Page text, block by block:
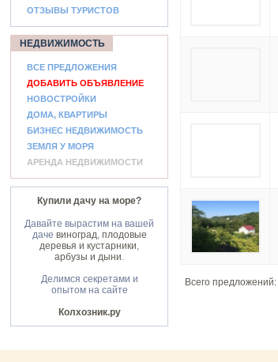
ОТЗЫВЫ ТУРИСТОВ
НЕДВИЖИМОСТЬ
ВСЕ ПРЕДЛОЖЕНИЯ
ДОБАВИТЬ ОБЪЯВЛЕНИЕ
НОВОСТРОЙКИ
ДОМА, КВАРТИРЫ
БИЗНЕС НЕДВИЖИМОСТЬ
ЗЕМЛЯ У МОРЯ
АРЕНДА НЕДВИЖИМОСТИ
Купили дачу на море?
Давайте вырастим на вашей
даче виноград, плодовые
деревья и кустарники,
арбузы и дыни.
Делимся секретами и
опытом на сайте
Колхозник.ру
Всего предложений: